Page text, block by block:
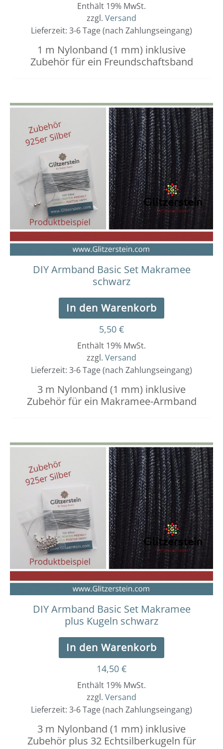
Enthält 19% MwSt.
zzgl. Versand
Lieferzeit: 3-6 Tage (nach Zahlungseingang)
1 m Nylonband (1 mm) inklusive
Zubehör für ein Freundschaftsband
DIY Armband Basic Set Makramee
schwarz
In den Warenkorb
5,50 €
Enthält 19% MwSt.
zzgl. Versand
Lieferzeit: 3-6 Tage (nach Zahlungseingang)
3 m Nylonband (1 mm) inklusive
Zubehör für ein Makramee-Armband
DIY Armband Basic Set Makramee
plus Kugeln schwarz
In den Warenkorb
14,50 €
Enthält 19% MwSt.
zzgl. Versand
Lieferzeit: 3-6 Tage (nach Zahlungseingang)
3 m Nylonband (1 mm) inklusive
Zubehör plus 32 Echtsilberkugeln für